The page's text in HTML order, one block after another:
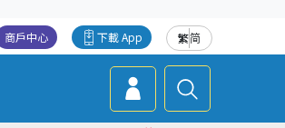
繁简
下載 App
商戶中心